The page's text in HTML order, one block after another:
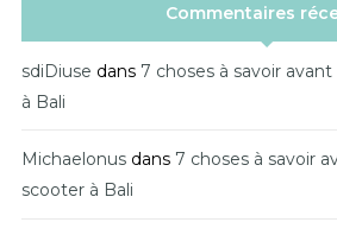
Commentaires
sdiDiuse dans 7 choses à savoir
à Bali
Michaelonus dans 7 choses à savoir
scooter à Bali